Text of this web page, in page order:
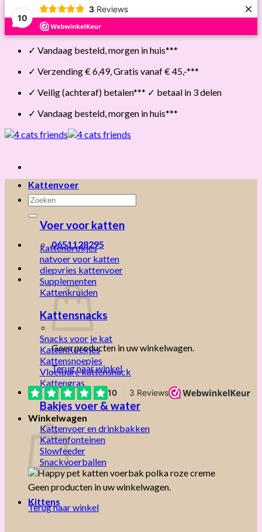
10
3 Reviews ×
Skip
✓ Vandaag besteld, morgen in huis***
✓ Verzending € 6,49, Gratis vanaf € 45,-***
✓ Veilig (achteraf) betalen*** ✓ betaal in 3 delen
✓ Vandaag besteld, morgen in huis***
Zoeken
naar:
0651128295
Geen producten in uw winkelwagen.
Terug naar winkel
Winkelwagen
Geen producten in uw winkelwagen.
Terug naar winkel
Kattenvoer
Voer voor katten
kattenbrokjes
natvoer voor katten
diepvries kattenvoer
Supplementen
Kattenkruiden
Kattensnacks
Snacks voor je kat
KattenKoekjes
Kattensnoepjes
Vloeibare kattensnack
Kattengras
Bakjes voer & water
Kattenvoer en drinkbakken
Kattenfonteinen
Slowfeeder
Snackvoerballen
Kittens